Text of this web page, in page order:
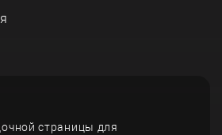
страницы для